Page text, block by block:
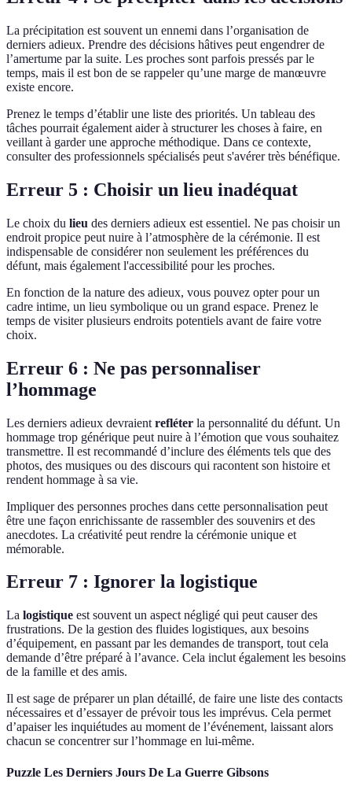
La précipitation est souvent un ennemi dans l’organisation de
derniers adieux. Prendre des décisions hâtives peut engendrer de
l’amertume par la suite. Les proches sont parfois pressés par le
temps, mais il est bon de se rappeler qu’une marge de manœuvre
existe encore.
Prenez le temps d’établir une liste des priorités. Un tableau des
tâches pourrait également aider à structurer les choses à faire, en
veillant à garder une approche méthodique. Dans ce contexte,
consulter des professionnels spécialisés peut s'avérer très bénéfique.
Erreur 5 : Choisir un lieu inadéquat
Le choix du lieu des derniers adieux est essentiel. Ne pas choisir un
endroit propice peut nuire à l’atmosphère de la cérémonie. Il est
indispensable de considérer non seulement les préférences du
défunt, mais également l'accessibilité pour les proches.
En fonction de la nature des adieux, vous pouvez opter pour un
cadre intime, un lieu symbolique ou un grand espace. Prenez le
temps de visiter plusieurs endroits potentiels avant de faire votre
choix.
Erreur 6 : Ne pas personnaliser
l’hommage
Les derniers adieux devraient refléter la personnalité du défunt. Un
hommage trop générique peut nuire à l’émotion que vous souhaitez
transmettre. Il est recommandé d’inclure des éléments tels que des
photos, des musiques ou des discours qui racontent son histoire et
rendent hommage à sa vie.
Impliquer des personnes proches dans cette personnalisation peut
être une façon enrichissante de rassembler des souvenirs et des
anecdotes. La créativité peut rendre la cérémonie unique et
mémorable.
Erreur 7 : Ignorer la logistique
La logistique est souvent un aspect négligé qui peut causer des
frustrations. De la gestion des fluides logistiques, aux besoins
d’équipement, en passant par les demandes de transport, tout cela
demande d’être préparé à l’avance. Cela inclut également les besoins
de la famille et des amis.
Il est sage de préparer un plan détaillé, de faire une liste des contacts
nécessaires et d’essayer de prévoir tous les imprévus. Cela permet
d’apaiser les inquiétudes au moment de l’événement, laissant alors
chacun se concentrer sur l’hommage en lui-même.
Puzzle Les Derniers Jours De La Guerre Gibsons